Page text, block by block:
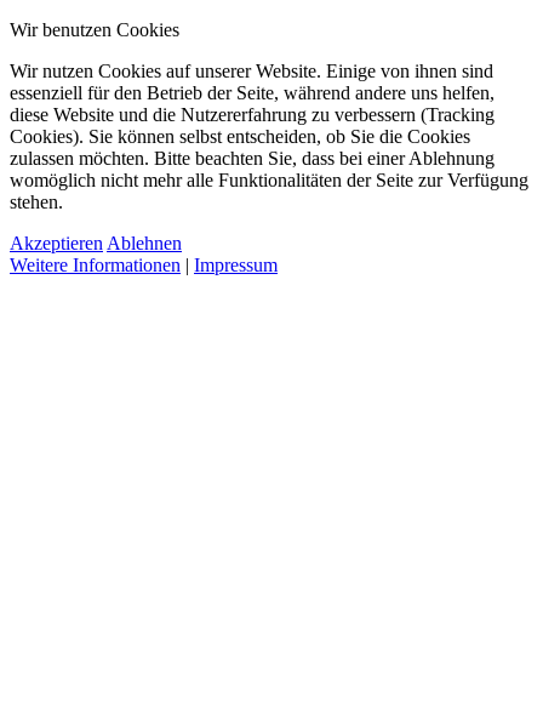
Wir benutzen Cookies
Wir nutzen Cookies auf unserer Website. Einige von ihnen sind
essenziell für den Betrieb der Seite, während andere uns helfen,
diese Website und die Nutzererfahrung zu verbessern (Tracking
Cookies). Sie können selbst entscheiden, ob Sie die Cookies
zulassen möchten. Bitte beachten Sie, dass bei einer Ablehnung
womöglich nicht mehr alle Funktionalitäten der Seite zur Verfügung
stehen.
Akzeptieren Ablehnen
Weitere Informationen | Impressum